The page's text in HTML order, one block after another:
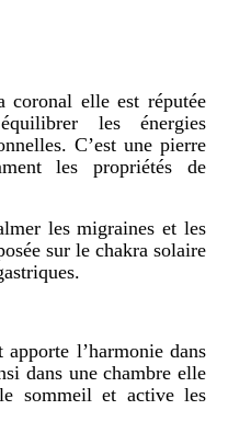
coronal elle est réputée
les énergies
C’est une pierre
les propriétés de
les migraines et les
sur le chakra solaire
l’harmonie dans
dans une chambre elle
sommeil et active les